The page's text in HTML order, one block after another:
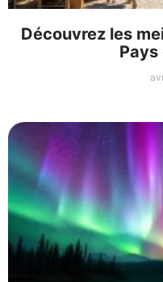
Découvrez les
Pays